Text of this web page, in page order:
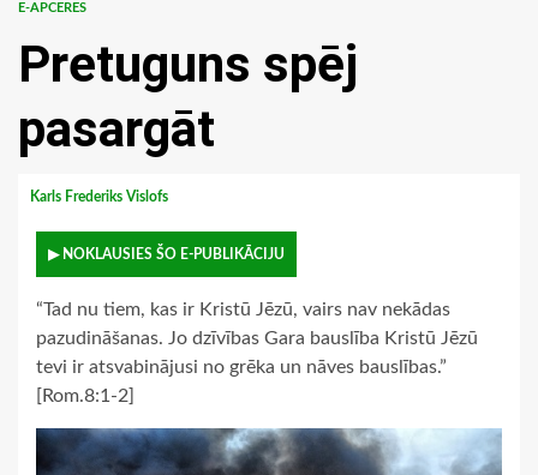
E-APCERES
Pretuguns spēj
pasargāt
Karls Frederiks Vislofs
▶ NOKLAUSIES ŠO E-PUBLIKĀCIJU
“Tad nu tiem, kas ir Kristū Jēzū, vairs nav nekādas
pazudināšanas. Jo dzīvības Gara bauslība Kristū Jēzū
tevi ir atsvabinājusi no grēka un nāves bauslības.”
[Rom.8:1-2]